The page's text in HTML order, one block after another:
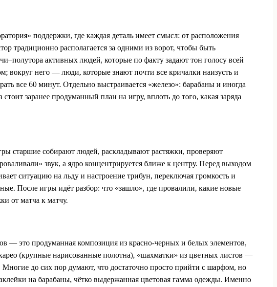
поддержки, где каждая деталь имеет смысл: от расположения
традиционно располагается за одними из ворот, чтобы быть
активных людей, которые по факту задают тон голосу всей
вокруг него — люди, которые знают почти все кричалки наизусть и
все 60 минут. Отдельно выстраивается «железо»: барабаны и иногда
заранее продуманный план на игру, вплоть до того, какая заряда
старшие собирают людей, раскладывают растяжки, проверяют
звук, а ядро концентрируется ближе к центру. Перед выходом
ситуацию на льду и настроение трибун, переключая громкость и
После игры идёт разбор: что «зашло», где провалили, какие новые
от матча к матчу.
— это продуманная композиция из красно-черных и белых элементов,
(крупные нарисованные полотна), «шахматки» из цветных листов —
Многие до сих пор думают, что достаточно просто прийти с шарфом, но
на барабаны, чётко выдержанная цветовая гамма одежды. Именно